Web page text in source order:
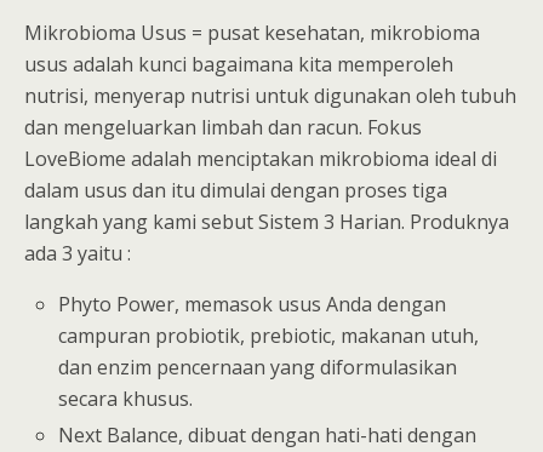
Mikrobioma Usus = pusat kesehatan, mikrobioma
usus adalah kunci bagaimana kita memperoleh
nutrisi, menyerap nutrisi untuk digunakan oleh tubuh
dan mengeluarkan limbah dan racun. Fokus
LoveBiome adalah menciptakan mikrobioma ideal di
dalam usus dan itu dimulai dengan proses tiga
langkah yang kami sebut Sistem 3 Harian. Produknya
ada 3 yaitu :
Phyto Power, memasok usus Anda dengan
campuran probiotik, prebiotic, makanan utuh,
dan enzim pencernaan yang diformulasikan
secara khusus.
Next Balance, dibuat dengan hati-hati dengan